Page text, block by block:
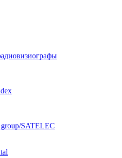
SATELEC